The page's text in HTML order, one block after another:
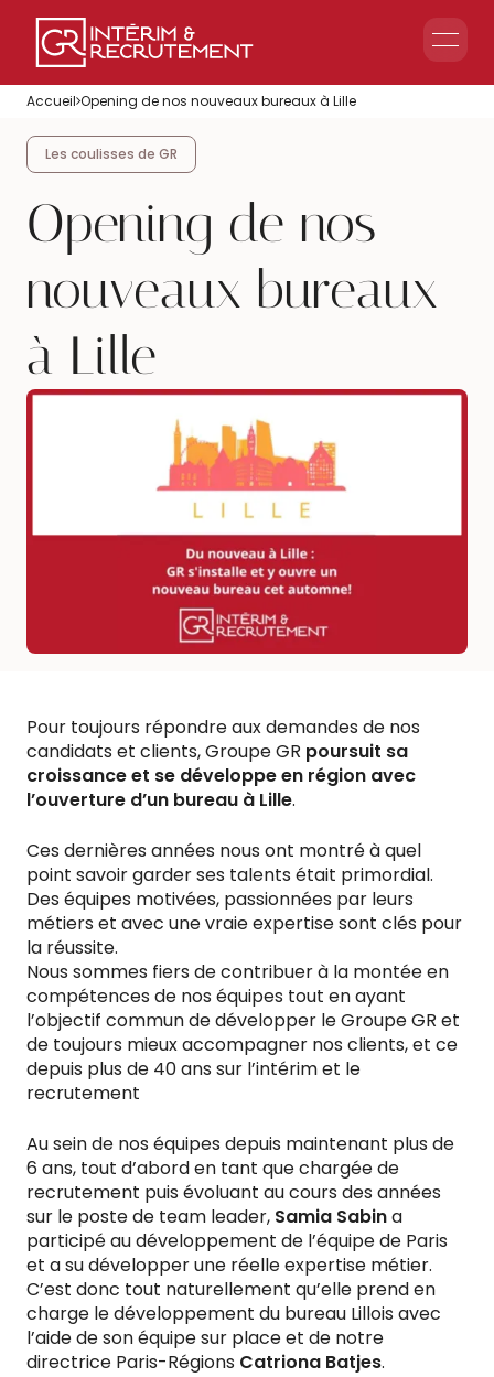
Le groupe GR
Accueil Opening de nos nouveaux bureaux à Lille
Les coulisses de GR
Opening de nos
nouveaux bureaux
à Lille
Pour toujours répondre aux demandes de nos
candidats et clients, Groupe GR poursuit sa
croissance et se développe en région avec
l’ouverture d’un bureau à Lille.
Ces dernières années nous ont montré à quel
point savoir garder ses talents était primordial.
Des équipes motivées, passionnées par leurs
métiers et avec une vraie expertise sont clés pour
la réussite.
Nous sommes fiers de contribuer à la montée en
compétences de nos équipes tout en ayant
l’objectif commun de développer le Groupe GR et
de toujours mieux accompagner nos clients, et ce
depuis plus de 40 ans sur l’intérim et le
recrutement
Au sein de nos équipes depuis maintenant plus de
6 ans, tout d’abord en tant que chargée de
recrutement puis évoluant au cours des années
sur le poste de team leader, Samia Sabina
participé au développement de l’équipe de Paris
et a su développer une réelle expertise métier.
C’est donc tout naturellement qu’elle prend en
charge le développement du bureau Lillois avec
l’aide de son équipe sur place et de notre
directrice Paris-Régions Catriona Batjes.